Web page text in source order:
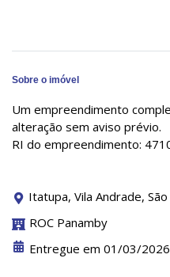
Sobre o imóvel
Um empreendimento
alteração sem aviso prévio.
RI do empreendimento:
Itatupa, Vila Andrade,
ROC Panamby
Entregue em 01/03/2026